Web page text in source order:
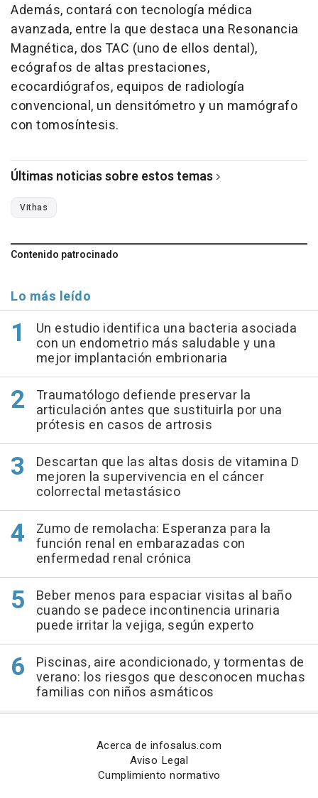
Además, contará con tecnología médica
avanzada, entre la que destaca una Resonancia
Magnética, dos TAC (uno de ellos dental),
ecógrafos de altas prestaciones,
ecocardiógrafos, equipos de radiología
convencional, un densitómetro y un mamógrafo
con tomosíntesis.
Últimas noticias sobre estos temas
Vithas
Contenido patrocinado
Lo más leído
Un estudio identifica una bacteria asociada
con un endometrio más saludable y una
mejor implantación embrionaria
Traumatólogo defiende preservar la
articulación antes que sustituirla por una
prótesis en casos de artrosis
Descartan que las altas dosis de vitamina D
mejoren la supervivencia en el cáncer
colorrectal metastásico
Zumo de remolacha: Esperanza para la
función renal en embarazadas con
enfermedad renal crónica
Beber menos para espaciar visitas al baño
cuando se padece incontinencia urinaria
puede irritar la vejiga, según experto
Piscinas, aire acondicionado, y tormentas de
verano: los riesgos que desconocen muchas
familias con niños asmáticos
Acerca de infosalus.com
Aviso Legal
Cumplimiento normativo